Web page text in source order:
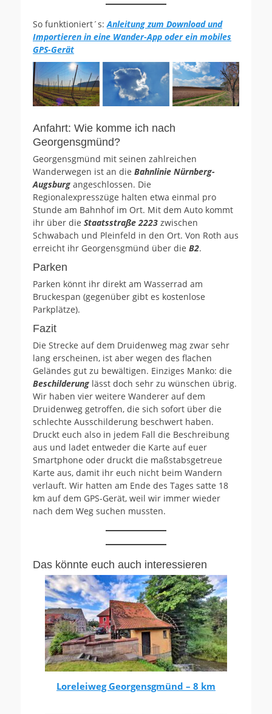
So funktioniert´s:Anleitung zum Download und
Importieren in eine Wander-App oder ein mobiles
GPS-Gerät
Anfahrt: Wie komme ich nach
Georgensgmünd?
Georgensgmünd mit seinen zahlreichen
Wanderwegen ist an die Bahnlinie Nürnberg-
Augsburg angeschlossen. Die
Regionalexpresszüge halten etwa einmal pro
Stunde am Bahnhof im Ort. Mit dem Auto kommt
ihr über die Staatsstraße 2223 zwischen
Schwabach und Pleinfeld in den Ort. Von Roth aus
erreicht ihr Georgensgmünd über die B2.
Parken
Parken könnt ihr direkt am Wasserrad am
Bruckespan (gegenüber gibt es kostenlose
Parkplätze).
Fazit
Die Strecke auf dem Druidenweg mag zwar sehr
lang erscheinen, ist aber wegen des flachen
Geländes gut zu bewältigen. Einziges Manko: die
Beschilderung lässt doch sehr zu wünschen übrig.
Wir haben vier weitere Wanderer auf dem
Druidenweg getroffen, die sich sofort über die
schlechte Ausschilderung beschwert haben.
Druckt euch also in jedem Fall die Beschreibung
aus und ladet entweder die Karte auf euer
Smartphone oder druckt die maßstabsgetreue
Karte aus, damit ihr euch nicht beim Wandern
verlauft. Wir hatten am Ende des Tages satte 18
km auf dem GPS-Gerät, weil wir immer wieder
nach dem Weg suchen mussten.
Das könnte euch auch interessieren
Loreleiweg Georgensgmünd – 8 km